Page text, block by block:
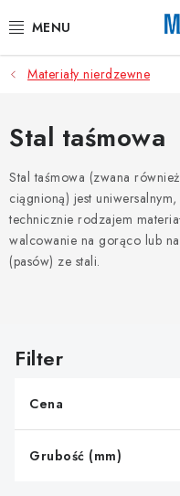
do
GŁÓWNE KATEGORIE
MAGNETYCZNE POMOCE
MAGNESY
INNE MAGNESY
MATERIAŁY NIERDZEWNE
Blog
Materiały nierdzewne
Stal taśmowa
Stal taśmowa (zwana
ciągnioną) jest
technicznie rodzajem
walcowanie na gorąco lub
(pasów) ze stali.
a
Cena
Grubość (mm)